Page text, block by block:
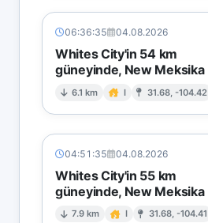
06:36:35 04.08.2026
Whites City'in 54 km
güneyinde, New Meksika
6.1 km I 31.68, -104.42
04:51:35 04.08.2026
Whites City'in 55 km
güneyinde, New Meksika
7.9 km I 31.68, -104.41